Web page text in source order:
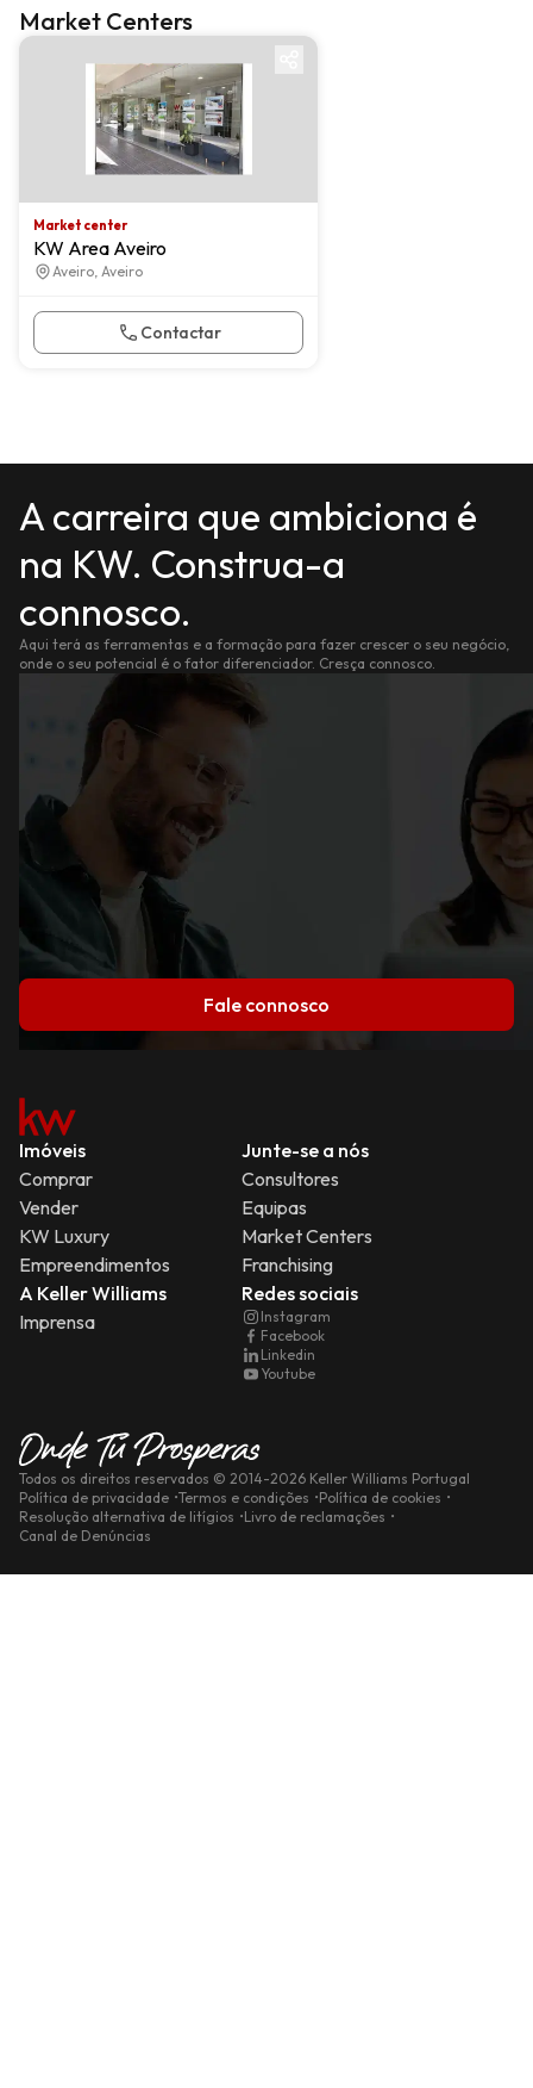
Market Centers
Market center
Market center
KW Area Aveiro
Aveiro, Aveiro
Contactar
A carreira que ambiciona é
na KW. Construa-a
connosco.
Aqui terá as ferramentas e a formação para fazer crescer o seu negócio,
onde o seu potencial é o fator diferenciador. Cresça connosco.
Fale connosco
Imóveis
Comprar
Vender
KW Luxury
Empreendimentos
Junte-se a nós
Consultores
Equipas
Market Centers
Franchising
A Keller Williams
Imprensa
Redes sociais
Instagram
Facebook
Linkedin
Youtube
Todos os direitos reservados © 2014-2026 Keller Williams Portugal
Política de privacidade Termos e condições
Política de cookies
Resolução alternativa de litígios
Livro de reclamações
Canal de Denúncias